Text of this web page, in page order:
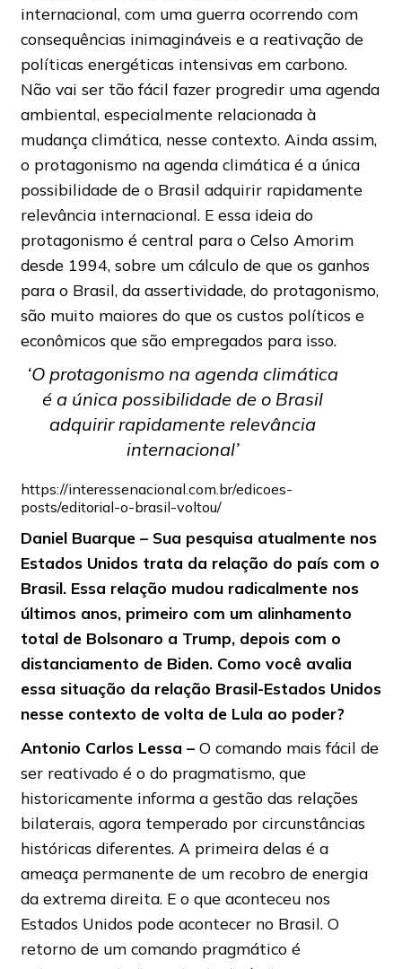
internacional, com uma guerra ocorrendo com
consequências inimagináveis e a reativação de
políticas energéticas intensivas em carbono.
Não vai ser tão fácil fazer progredir uma agenda
ambiental, especialmente relacionada à
mudança climática, nesse contexto. Ainda assim,
o protagonismo na agenda climática é a única
possibilidade de o Brasil adquirir rapidamente
relevância internacional. E essa ideia do
protagonismo é central para o Celso Amorim
desde 1994, sobre um cálculo de que os ganhos
para o Brasil, da assertividade, do protagonismo,
são muito maiores do que os custos políticos e
econômicos que são empregados para isso.
‘O protagonismo na agenda climática
é a única possibilidade de o Brasil
adquirir rapidamente relevância
internacional’
https://interessenacional.com.br/edicoes-
posts/editorial-o-brasil-voltou/
Daniel Buarque – Sua pesquisa atualmente nos
Estados Unidos trata da relação do país com o
Brasil. Essa relação mudou radicalmente nos
últimos anos, primeiro com um alinhamento
total de Bolsonaro a Trump, depois com o
distanciamento de Biden. Como você avalia
essa situação da relação Brasil-Estados Unidos
nesse contexto de volta de Lula ao poder?
Antonio Carlos Lessa –O comando mais fácil de
ser reativado é o do pragmatismo, que
historicamente informa a gestão das relações
bilaterais, agora temperado por circunstâncias
históricas diferentes. A primeira delas é a
ameaça permanente de um recobro de energia
da extrema direita. E o que aconteceu nos
Estados Unidos pode acontecer no Brasil. O
retorno de um comando pragmático é